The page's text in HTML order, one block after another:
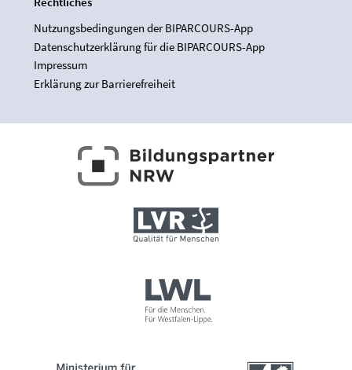
Nutzungsbedingungen der BIPARCOURS-App
Datenschutzerklärung für die BIPARCOURS-App
Impressum
Erklärung zur Barrierefreiheit